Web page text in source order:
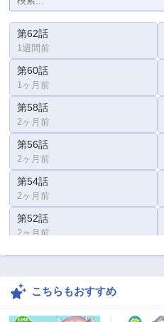
第62話
1週間前
第60話
1ヶ月前
第58話
2ヶ月前
第56話
2ヶ月前
第54話
2ヶ月前
第52話
2ヶ月前
第50話
第48話こちらもおすすめ